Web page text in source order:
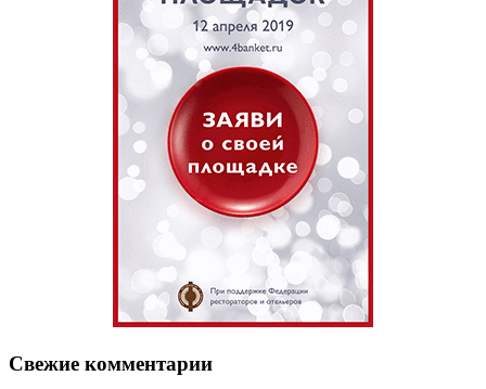
Свежие комментарии